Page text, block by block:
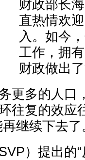
财政部长
直热情欢
入。如今
工作，拥
财政做出
多的人口
往复的效应
继续下去了
）提出的“